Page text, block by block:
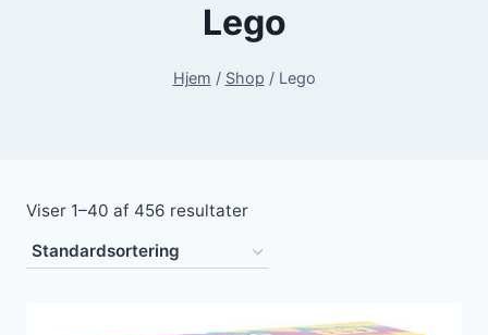
Lego
Hjem / Shop / Lego
Viser 1–40 af 456 resultater